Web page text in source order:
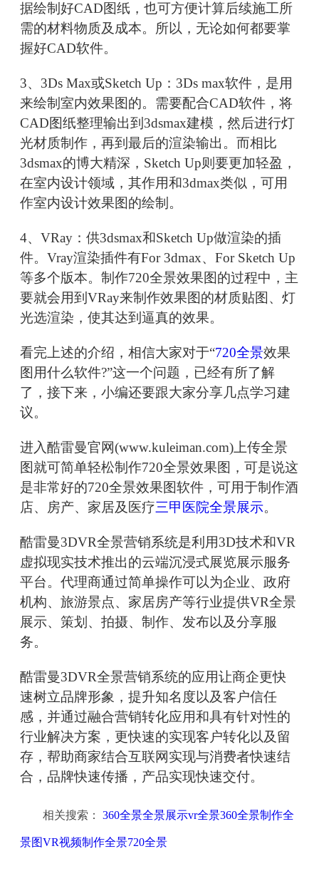
据绘制好CAD图纸，也可方便计算后续施工所
需的材料物质及成本。所以，无论如何都要掌
握好CAD软件。
3、3Ds Max或Sketch Up：3Ds max软件，是用
来绘制室内效果图的。需要配合CAD软件，将
CAD图纸整理输出到3dsmax建模，然后进行灯
光材质制作，再到最后的渲染输出。而相比
3dsmax的博大精深，Sketch Up则要更加轻盈，
在室内设计领域，其作用和3dmax类似，可用
作室内设计效果图的绘制。
4、VRay：供3dsmax和Sketch Up做渲染的插
件。Vray渲染插件有For 3dmax、For Sketch Up
等多个版本。制作720全景效果图的过程中，主
要就会用到VRay来制作效果图的材质贴图、灯
光选渲染，使其达到逼真的效果。
看完上述的介绍，相信大家对于“720全景效果
图用什么软件?”这一个问题，已经有所了解
了，接下来，小编还要跟大家分享几点学习建
议。
进入酷雷曼官网(www.kuleiman.com)上传全景
图就可简单轻松制作720全景效果图，可是说这
是非常好的720全景效果图软件，可用于制作酒
店、房产、家居及医疗三甲医院全景展示。
酷雷曼3DVR全景营销系统是利用3D技术和VR
虚拟现实技术推出的云端沉浸式展览展示服务
平台。代理商通过简单操作可以为企业、政府
机构、旅游景点、家居房产等行业提供VR全景
展示、策划、拍摄、制作、发布以及分享服
务。
酷雷曼3DVR全景营销系统的应用让商企更快
速树立品牌形象，提升知名度以及客户信任
感，并通过融合营销转化应用和具有针对性的
行业解决方案，更快速的实现客户转化以及留
存，帮助商家结合互联网实现与消费者快速结
合，品牌快速传播，产品实现快速交付。
相关搜索： 360全景全景展示vr全景360全景制作全
景图VR视频制作全景720全景